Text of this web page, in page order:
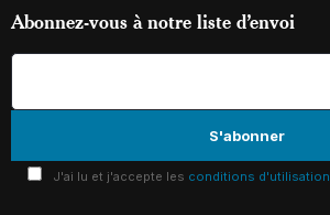
Abonnez-vous à notre liste d’envoi
J'ai lu et j'accepte les conditions d'utilisation